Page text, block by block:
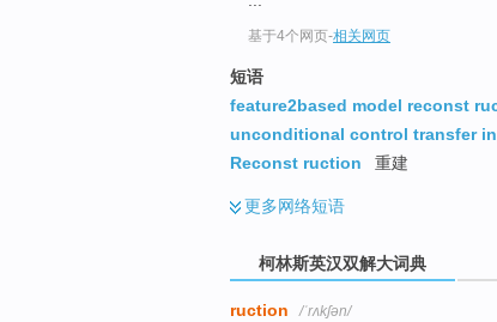
基于4个网页-相关网页
短语
feature2based model reconst
unconditional control transfer
Reconst ruction
重建
更多网络短语
柯林斯英汉双解大词典
ruction /ˈrʌkʃən/